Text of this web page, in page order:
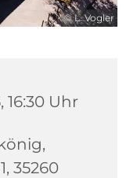
© L. Vogler
16:30 Uhr
35260